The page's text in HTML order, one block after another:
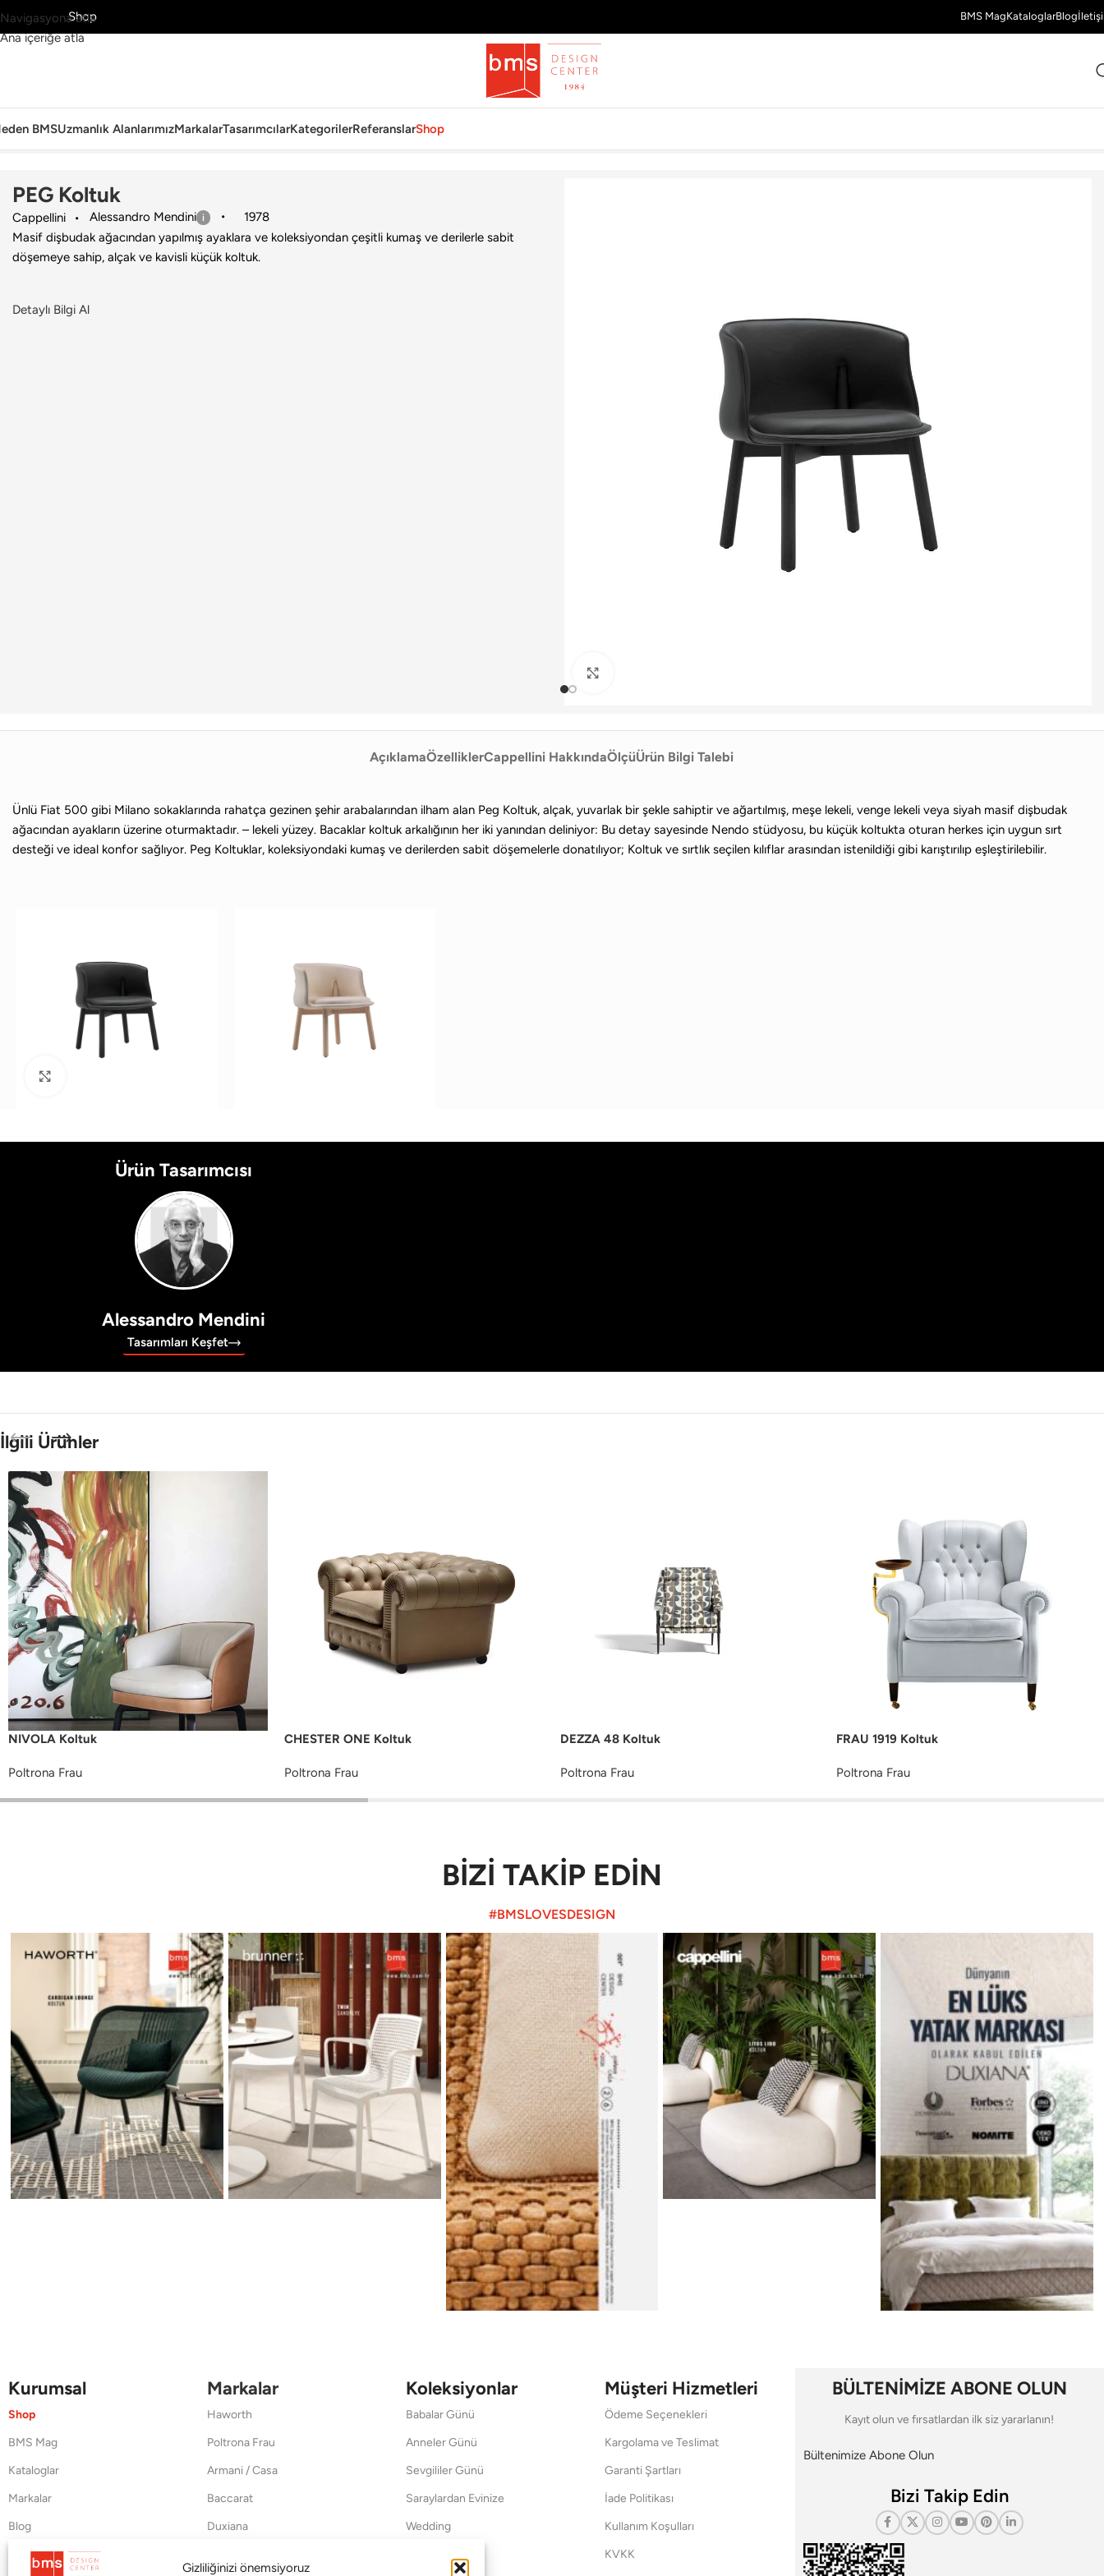
Gizliliğinizi önemsiyoruz
Navigasyona atla
Ana içeriğe atla
KeşfetShop BMS MagKataloglarBlog
BMSUzmanlık AlanlarımızMarkalarTasarımcılarKategorilerReferanslarShop
Ana Sayfa›Ev›Koltuk & Berjer› Cappellini›PEG Koltuk
PEG Koltuk
Cappellini Alessandro Mendini
1978
Masif dişbudak ağacından yapılmış ayaklara ve koleksiyondan çeşitli kumaş ve derilerle sabit
döşemeye sahip, alçak ve kavisli küçük koltuk.
Detaylı Bilgi Al
AçıklamaÖzelliklerCappellini HakkındaÖlçüÜrün Bilgi Talebi
Ünlü Fiat 500 gibi Milano sokaklarında rahatça gezinen şehir arabalarından ilham alan Peg Koltuk, alçak, yuvarlak bir şekle sahiptir ve ağartılmış, meşe lekeli, venge lekeli veya siyah masif dişbudak
ağacından ayakların üzerine oturmaktadır. – lekeli yüzey. Bacaklar koltuk arkalığının her iki yanından deliniyor: Bu detay sayesinde Nendo stüdyosu, bu küçük koltukta oturan herkes için uygun sırt
desteği ve ideal konfor sağlıyor. Peg Koltuklar, koleksiyondaki kumaş ve derilerden sabit döşemelerle donatılıyor; Koltuk ve sırtlık seçilen kılıflar arasından istenildiği gibi karıştırılıp eşleştirilebilir.
Ürün Tasarımcısı
Alessandro Mendini
Tasarımları Keşfet
İlgili Ürünler
NIVOLA Koltuk
Poltrona Frau
CHESTER ONE Koltuk
Poltrona Frau
DEZZA 48 Koltuk
Poltrona Frau
FRAU 1919 Koltuk
Poltrona Frau
BİZİ TAKİP EDİN
#BMSLOVESDESIGN
Kurumsal
Shop
BMS Mag
Kataloglar
Markalar
Blog
Hakkımızda
Markalar
Haworth
Poltrona Frau
Armani / Casa
Baccarat
Duxiana
Koleksiyonlar
Babalar Günü
Anneler Günü
Sevgililer Günü
Saraylardan Evinize
Wedding
Müşteri Hizmetleri
Ödeme Seçenekleri
Kargolama ve Teslimat
Garanti Şartları
İade Politikası
Kullanım Koşulları
KVKK
BÜLTENİMİZE ABONE OLUN
Kayıt olun ve fırsatlardan ilk siz yararlanın!
Bültenimize Abone Olun
Bizi Takip Edin